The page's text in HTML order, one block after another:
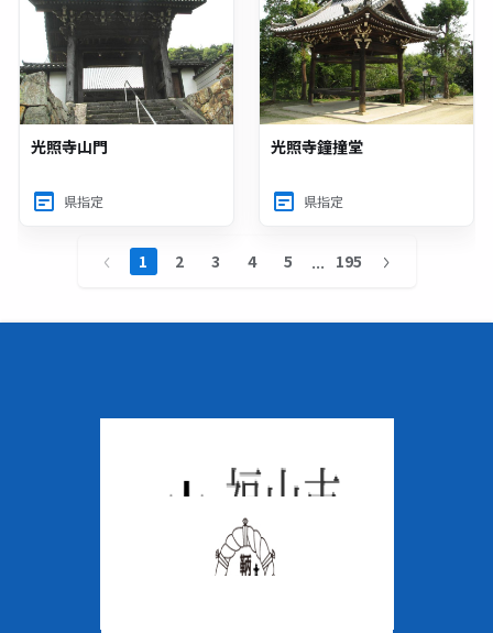
光照寺山門
県指定
光照寺鐘撞堂
県指定
1 2 3 4 5 ... 195